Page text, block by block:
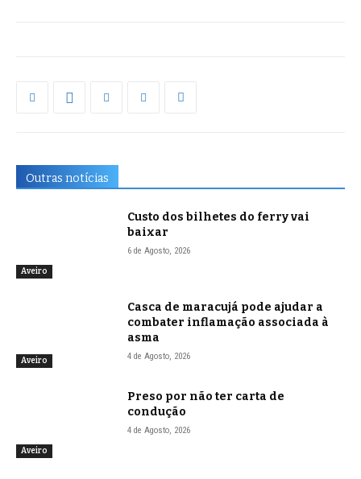
Outras notícias
Aveiro
Custo dos bilhetes do ferry vai
baixar
6 de Agosto, 2026
Aveiro
Casca de maracujá pode ajudar a
combater inflamação associada à
asma
4 de Agosto, 2026
Aveiro
Preso por não ter carta de
condução
4 de Agosto, 2026